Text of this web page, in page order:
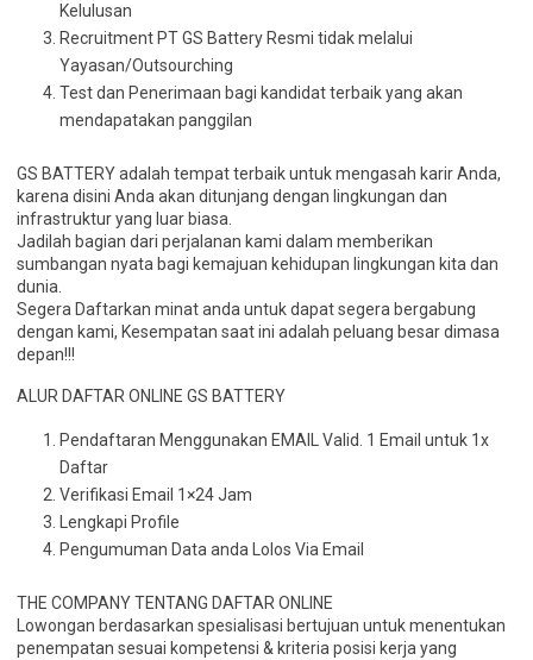
Kelulusan
Recruitment PT GS Battery Resmi tidak melalui
Yayasan/Outsourching
Test dan Penerimaan bagi kandidat terbaik yang akan
mendapatakan panggilan
GS BATTERY adalah tempat terbaik untuk mengasah karir Anda,
karena disini Anda akan ditunjang dengan lingkungan dan
infrastruktur yang luar biasa.
Jadilah bagian dari perjalanan kami dalam memberikan
sumbangan nyata bagi kemajuan kehidupan lingkungan kita dan
dunia.
Segera Daftarkan minat anda untuk dapat segera bergabung
dengan kami, Kesempatan saat ini adalah peluang besar dimasa
depan!!!
ALUR DAFTAR ONLINE GS BATTERY
Pendaftaran Menggunakan EMAIL Valid. 1 Email untuk 1x
Daftar
Verifikasi Email 1×24 Jam
Lengkapi Profile
Pengumuman Data anda Lolos Via Email
THE COMPANY TENTANG DAFTAR ONLINE
Lowongan berdasarkan spesialisasi bertujuan untuk menentukan
penempatan sesuai kompetensi & kriteria posisi kerja yang